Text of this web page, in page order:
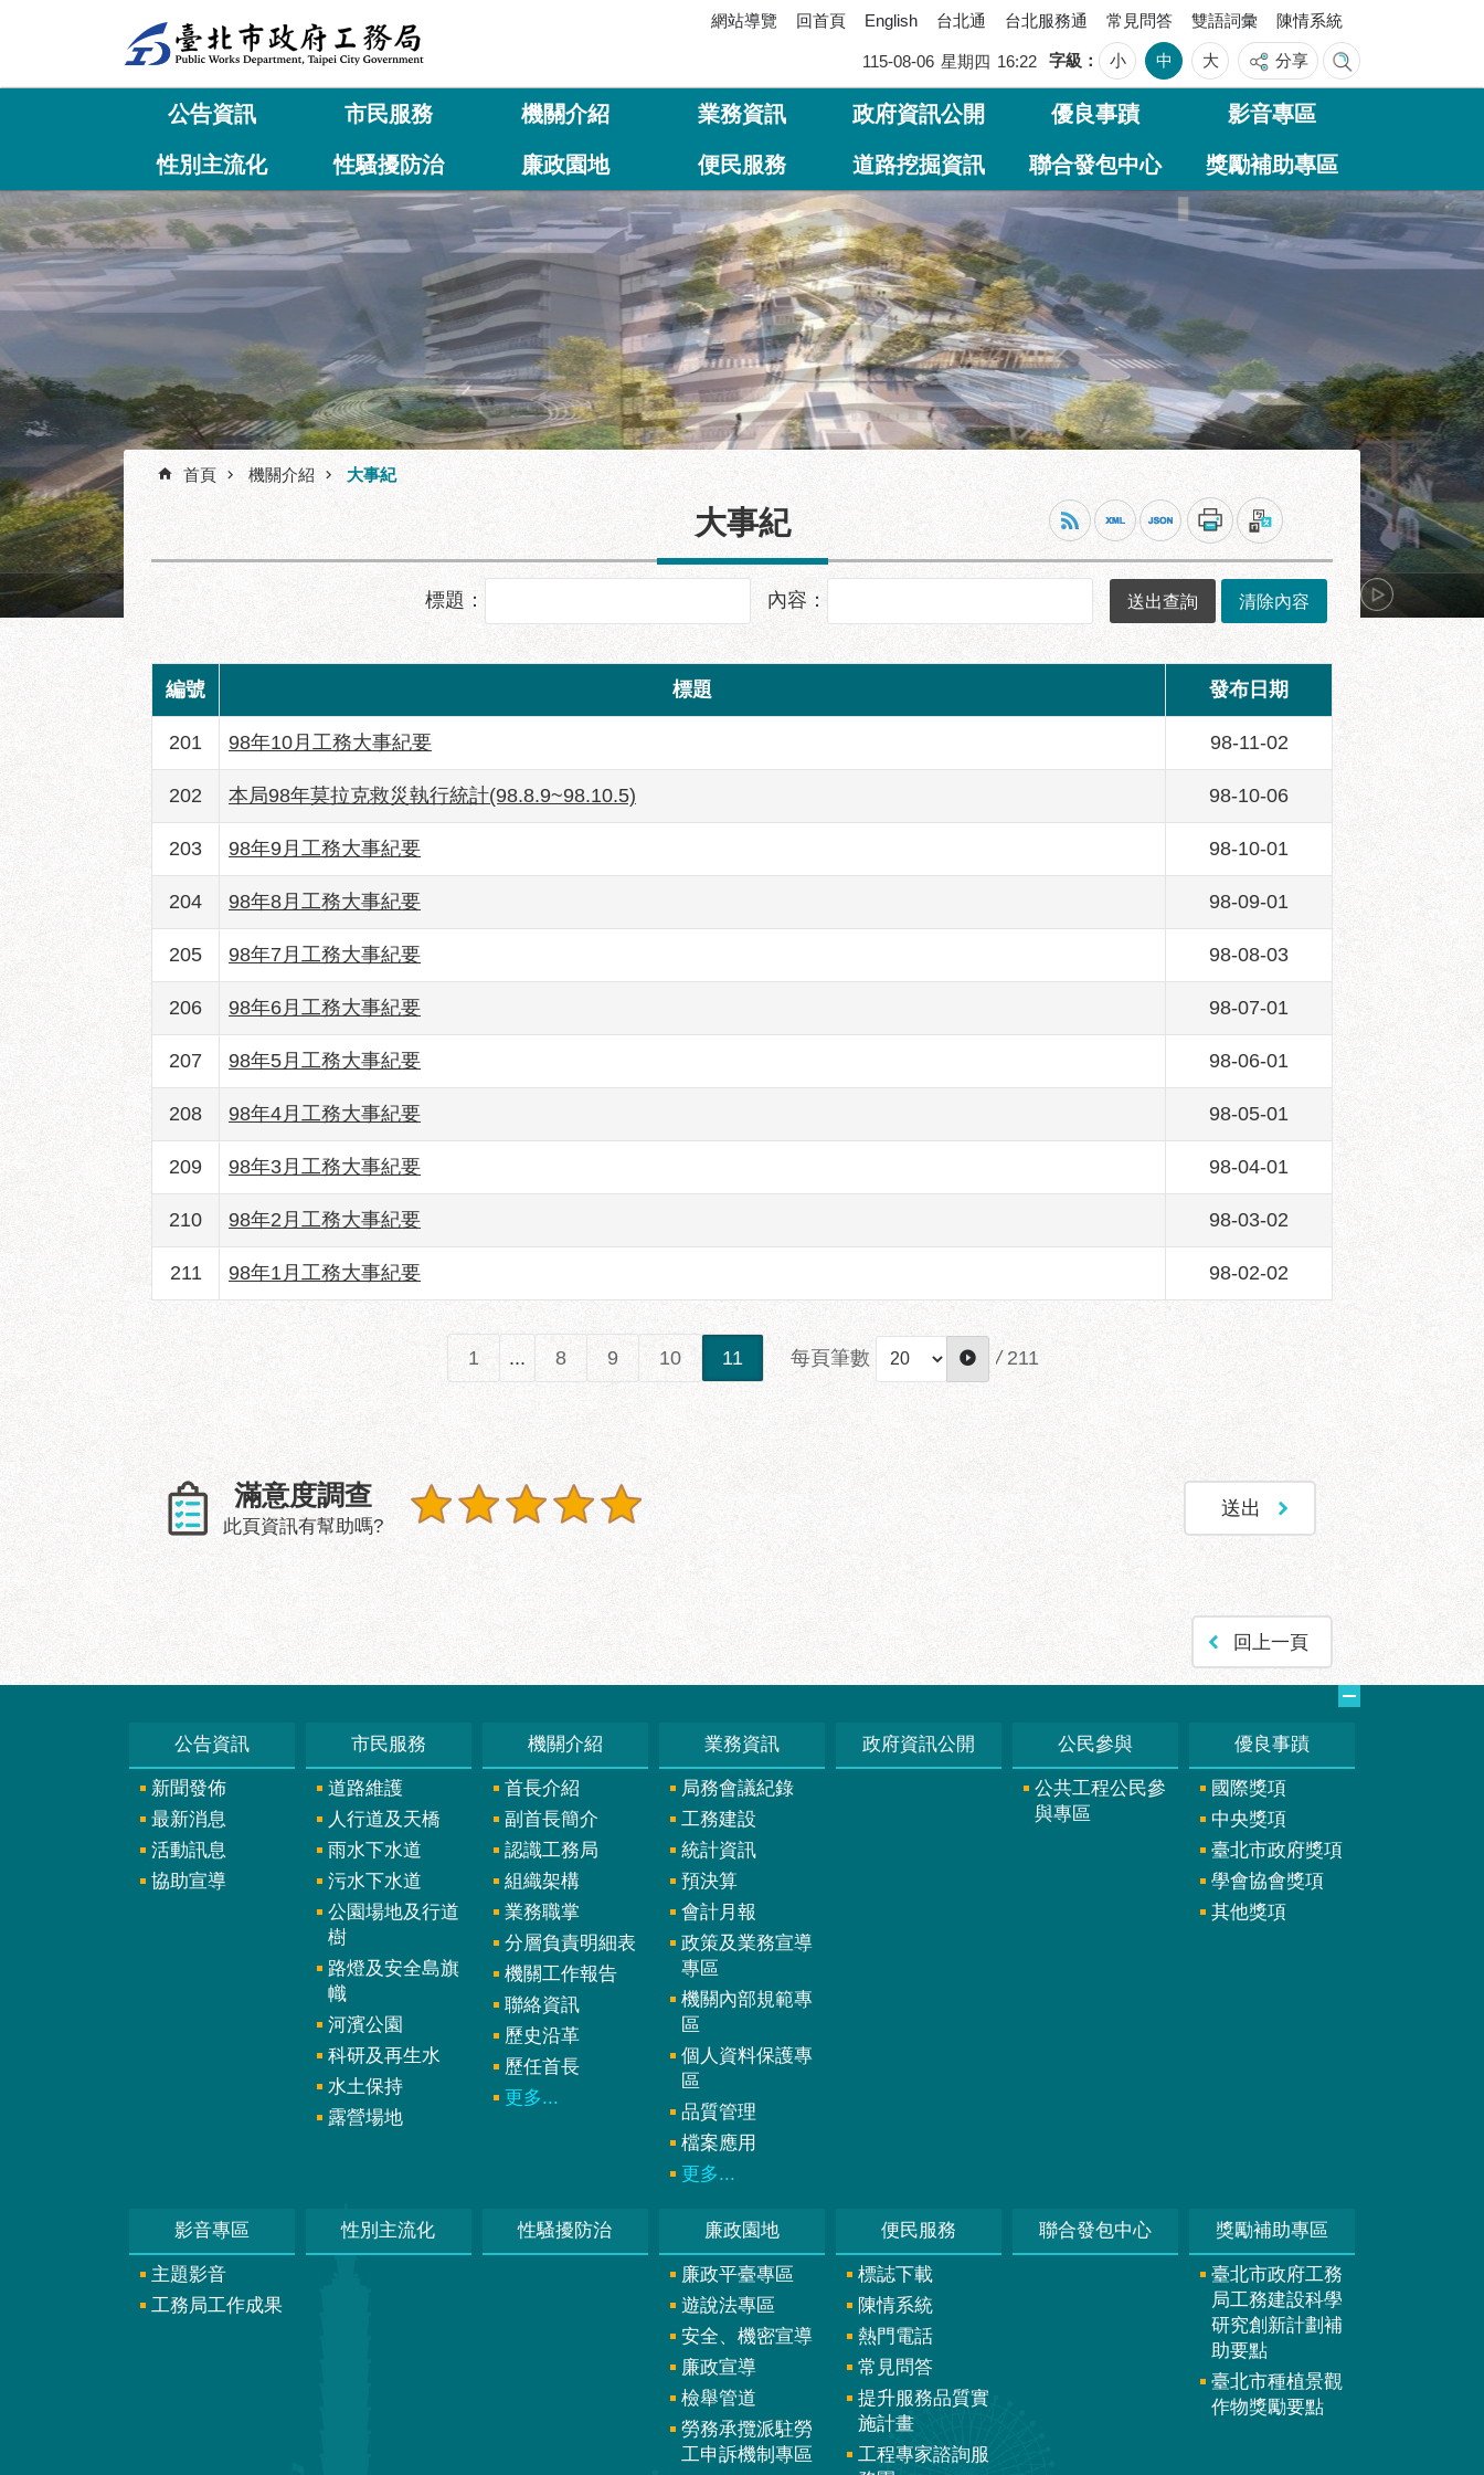
網站導覽 回首頁 English 台北通 台北服務通 常見問答 雙語詞彙 陳情系統
115-08-06 星期四 16:22 字級 小 中 大 分享
公告資訊 市民服務 機關介紹 業務資訊 政府資訊公開 優良事蹟 影音專區
性別主流化 性騷擾防治 廉政園地 便民服務 道路挖掘資訊 聯合發包中心 獎勵補助專區
成功市場地面層建築透視圖
首頁 機關介紹 大事紀
大事紀
標題： 內容：
編號 標題 發布日期
201 98年10月工務大事紀要 98-11-02
202 本局98年莫拉克救災執行統計(98.8.9~98.10.5) 98-10-06
203 98年9月工務大事紀要 98-10-01
204 98年8月工務大事紀要 98-09-01
205 98年7月工務大事紀要 98-08-03
206 98年6月工務大事紀要 98-07-01
207 98年5月工務大事紀要 98-06-01
208 98年4月工務大事紀要 98-05-01
209 98年3月工務大事紀要 98-04-01
210 98年2月工務大事紀要 98-03-02
211 98年1月工務大事紀要 98-02-02
1 ... 8 9 10 11 每頁筆數 / 211
滿意度調查
此頁資訊有幫助嗎?
回上一頁
公告資訊
新聞發佈
最新消息
活動訊息
協助宣導
市民服務
道路維護
人行道及天橋
雨水下水道
污水下水道
公園場地及行道
樹
路燈及安全島旗
幟
河濱公園
科研及再生水
水土保持
露營場地
機關介紹
首長介紹
副首長簡介
認識工務局
組織架構
業務職掌
分層負責明細表
機關工作報告
聯絡資訊
歷史沿革
歷任首長
更多...
業務資訊
局務會議紀錄
工務建設
統計資訊
預決算
會計月報
政策及業務宣導
專區
機關內部規範專
區
個人資料保護專
區
品質管理
檔案應用
更多...
政府資訊公開 公民參與
公共工程公民參
與專區
優良事蹟
國際獎項
中央獎項
臺北市政府獎項
學會協會獎項
其他獎項
影音專區
主題影音
工務局工作成果
性別主流化 性騷擾防治 廉政園地
廉政平臺專區
遊說法專區
安全、機密宣導
廉政宣導
檢舉管道
勞務承攬派駐勞
工申訴機制專區
便民服務
標誌下載
陳情系統
熱門電話
常見問答
提升服務品質實
施計畫
工程專家諮詢服
聯合發包中心 獎勵補助專區
臺北市政府工務
局工務建設科學
研究創新計劃補
助要點
臺北市種植景觀
作物獎勵要點